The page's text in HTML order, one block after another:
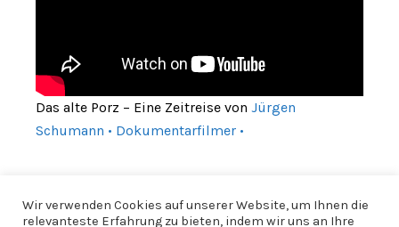
Das alte Porz – Eine Zeitreise von Jürgen
Schumann • Dokumentarfilmer •
Wir verwenden Cookies auf unserer Website, um Ihnen die
relevanteste Erfahrung zu bieten, indem wir uns an Ihre